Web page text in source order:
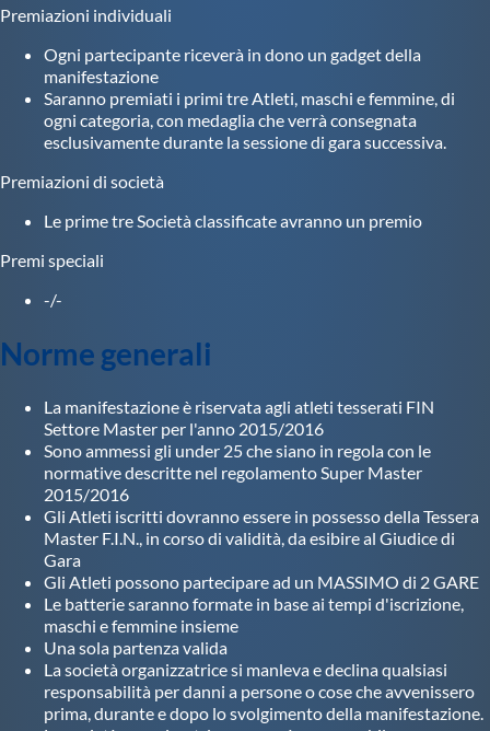
Premiazioni individuali
Ogni partecipante riceverà in dono un gadget della
manifestazione
Saranno premiati i primi tre Atleti, maschi e femmine, di
ogni categoria, con medaglia che verrà consegnata
esclusivamente durante la sessione di gara successiva.
Premiazioni di società
Le prime tre Società classificate avranno un premio
Premi speciali
-/-
Norme generali
La manifestazione è riservata agli atleti tesserati FIN
Settore Master per l'anno 2015/2016
Sono ammessi gli under 25 che siano in regola con le
normative descritte nel regolamento Super Master
2015/2016
Gli Atleti iscritti dovranno essere in possesso della Tessera
Master F.I.N., in corso di validità, da esibire al Giudice di
Gara
Gli Atleti possono partecipare ad un MASSIMO di 2 GARE
Le batterie saranno formate in base ai tempi d'iscrizione,
maschi e femmine insieme
Una sola partenza valida
La società organizzatrice si manleva e declina qualsiasi
responsabilità per danni a persone o cose che avvenissero
prima, durante e dopo lo svolgimento della manifestazione.